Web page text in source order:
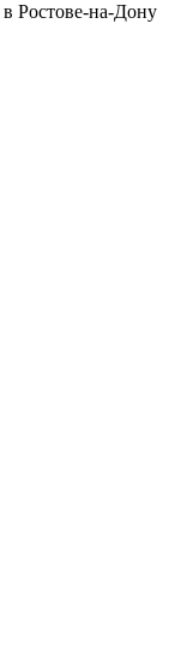
в Ростове-на-Дону